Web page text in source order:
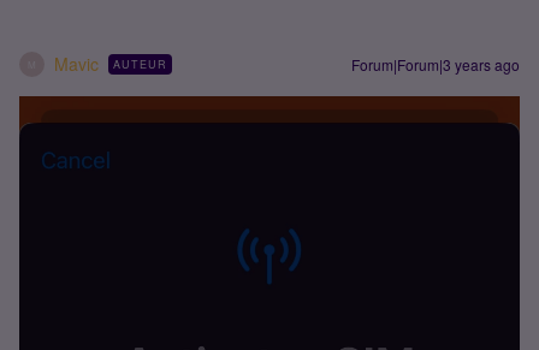
Mavic AUTEUR Forum|Forum|3 years ago